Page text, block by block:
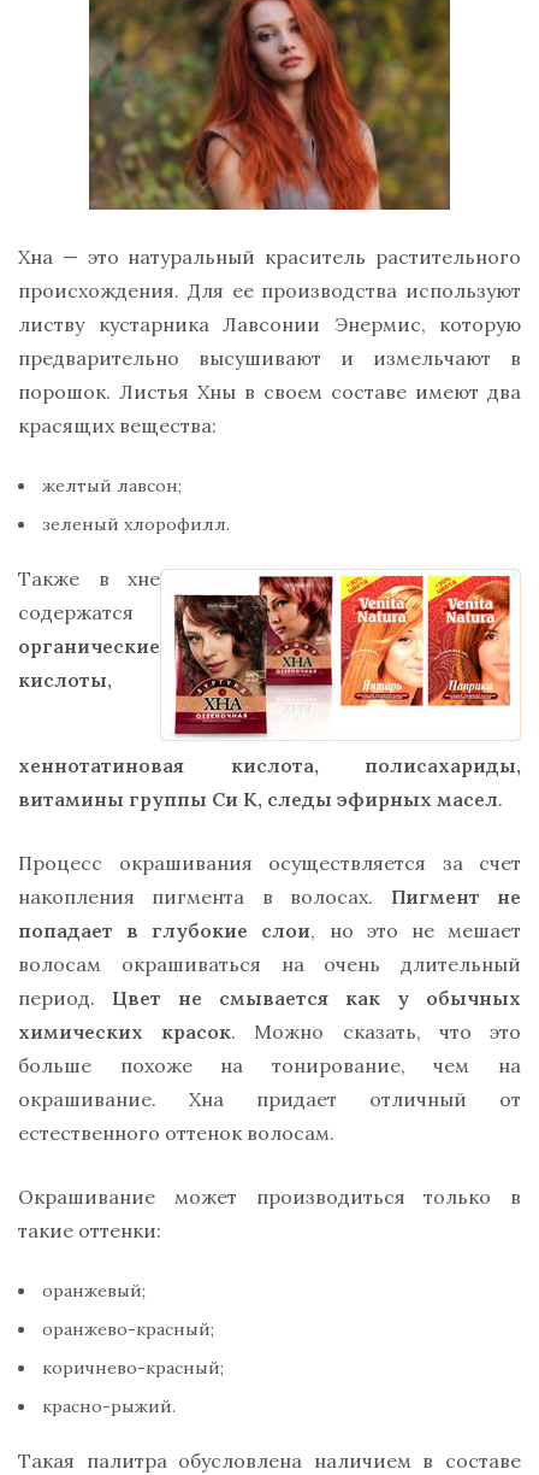
Хна — это натуральный краситель растительного
происхождения. Для ее производства используют
листву кустарника Лавсонии Энермис, которую
предварительно высушивают и измельчают в
порошок. Листья Хны в своем составе имеют два
красящих вещества:
желтый лавсон;
зеленый хлорофилл.
Также в хне
содержатся
органические
кислоты,
хеннотатиновая кислота, полисахариды,
витамины группы Си К, следы эфирных масел.
Процесс окрашивания осуществляется за счет
накопления пигмента в волосах. Пигмент не
попадает в глубокие слои, но это не мешает
волосам окрашиваться на очень длительный
период. Цвет не смывается как у обычных
химических красок. Можно сказать, что это
больше похоже на тонирование, чем на
окрашивание. Хна придает отличный от
естественного оттенок волосам.
Окрашивание может производиться только в
такие оттенки:
оранжевый;
оранжево-красный;
коричнево-красный;
красно-рыжий.
Такая палитра обусловлена наличием в составе